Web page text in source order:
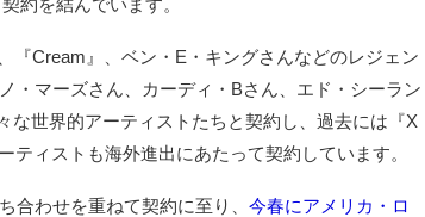
『Cream』、ベン・E・キングさんなどのレジェン
・マーズさん、カーディ・Bさん、エド・シーラン
な世界的アーティストたちと契約し、過去には『X
ィストも海外進出にあたって契約しています。
合わせを重ねて契約に至り、 今春にアメリカ・ロ